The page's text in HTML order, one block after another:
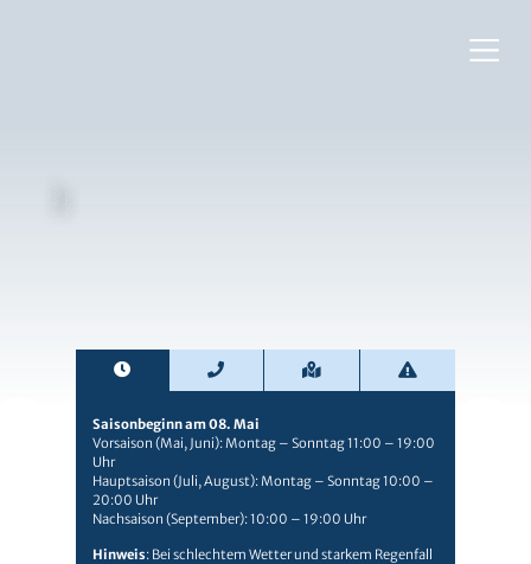
Saisonbeginn am 08. Mai
Vorsaison (Mai, Juni): Montag – Sonntag 11:00 – 19:00
Uhr
Hauptsaison (Juli, August): Montag – Sonntag 10:00 –
20:00 Uhr
Nachsaison (September): 10:00 – 19:00 Uhr
Hinweis: Bei schlechtem Wetter und starkem Regenfall